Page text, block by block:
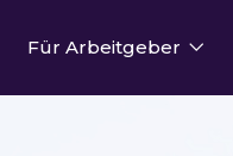
Für Arbeitgeber